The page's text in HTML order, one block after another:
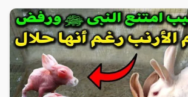
كثيرة لأنه غني بالفيتامينات والمعادن،